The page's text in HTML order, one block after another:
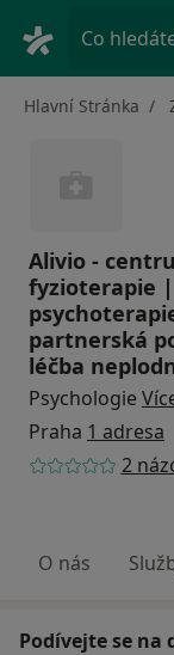
Co
Hlavní Stránka
Alivio -
fyzioterapie
partnerská
léčba
Psychologie
Praha 1 adresa
2
O nás
Podívejte se